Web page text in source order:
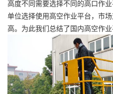
高度不同需要选择不同的高口作业
单位选择使用高空作业平台，市
高。为此我们总结了国内高空作业